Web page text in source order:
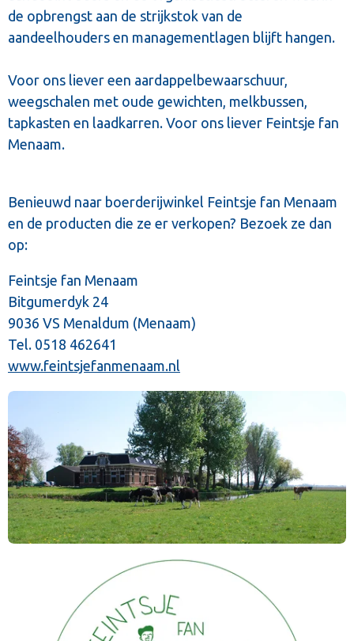
de opbrengst aan de strijkstok van de
aandeelhouders en managementlagen blijft hangen.
Voor ons liever een aardappelbewaarschuur,
weegschalen met oude gewichten, melkbussen,
tapkasten en laadkarren. Voor ons liever Feintsje fan
Menaam.
Benieuwd naar boerderijwinkel Feintsje fan Menaam
en de producten die ze er verkopen? Bezoek ze dan
op:
Feintsje fan Menaam
Bitgumerdyk 24
9036 VS Menaldum (Menaam)
Tel. 0518 462641
www.feintsjefanmenaam.nl